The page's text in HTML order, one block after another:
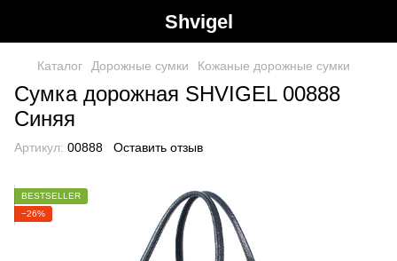
Shvigel
Каталог Дорожные сумки Кожаные дорожные сумки
Сумка дорожная SHVIGEL 00888
Синяя
Артикул: 00888 Оставить отзыв
BESTSELLER
−26%